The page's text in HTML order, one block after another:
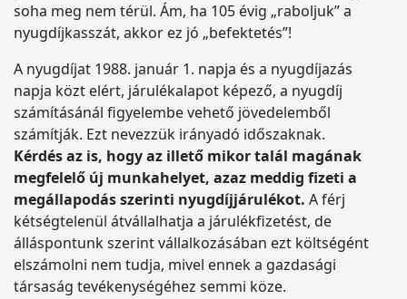
soha meg nem térül. Ám, ha 105 évig „raboljuk” a
nyugdíjkasszát, akkor ez jó „befektetés”!
A nyugdíjat 1988. január 1. napja és a nyugdíjazás
napja közt elért, járulékalapot képező, a nyugdíj
számításánál figyelembe vehető jövedelemből
számítják. Ezt nevezzük irányadó időszaknak.
Kérdés az is, hogy az illető mikor talál magának
megfelelő új munkahelyet, azaz meddig fizeti a
megállapodás szerinti nyugdíjjárulékot. A férj
kétségtelenül átvállalhatja a járulékfizetést, de
álláspontunk szerint vállalkozásában ezt költségént
elszámolni nem tudja, mivel ennek a gazdasági
társaság tevékenységéhez semmi köze.